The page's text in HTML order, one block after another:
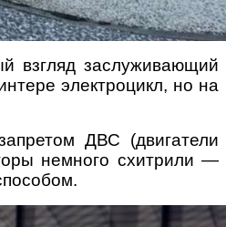
взгляд заслуживающий
электроцикл, но на
ДВС (двигатели
немного схитрили —